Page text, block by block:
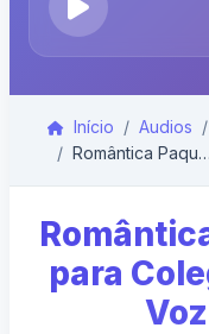
Início Audios
Romântica Paquera Escolar para Colega: Mensagem! -...
para